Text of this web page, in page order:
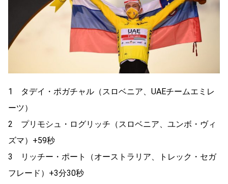
1 タデイ・ポガチャル（スロベニア、UAEチームエミレ
ーツ）
2 プリモシュ・ログリッチ（スロベニア、ユンボ・ヴィ
ズマ）+59秒
3 リッチー・ポート（オーストラリア、トレック・セガ
フレード）+3分30秒